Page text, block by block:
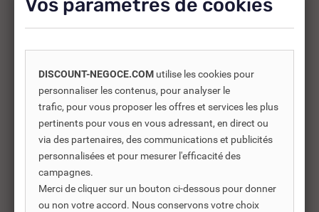
-25%
Vos paramètres de cookies
DISCOUNT-NEGOCE.COM utilise les cookies pour
personnaliser les contenus, pour analyser le
trafic, pour vous proposer les offres et services les plus
pertinents pour vous en vous adressant, en direct ou
via des partenaires, des communications et publicités
personnalisées et pour mesurer l'efficacité des
campagnes.
Merci de cliquer sur un bouton ci-dessous pour donner
ou non votre accord. Nous conservons votre choix